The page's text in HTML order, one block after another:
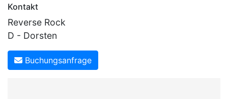
Kontakt
Reverse Rock
D - Dorsten
Buchungsanfrage